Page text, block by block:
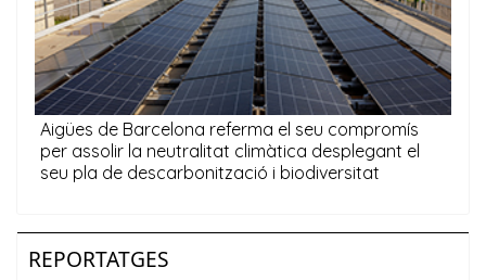
REPORTATGES